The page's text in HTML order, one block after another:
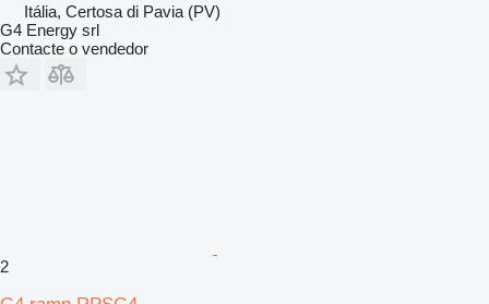
Itália, Certosa di Pavia (PV)
G4 Energy srl
Contacte o vendedor
2